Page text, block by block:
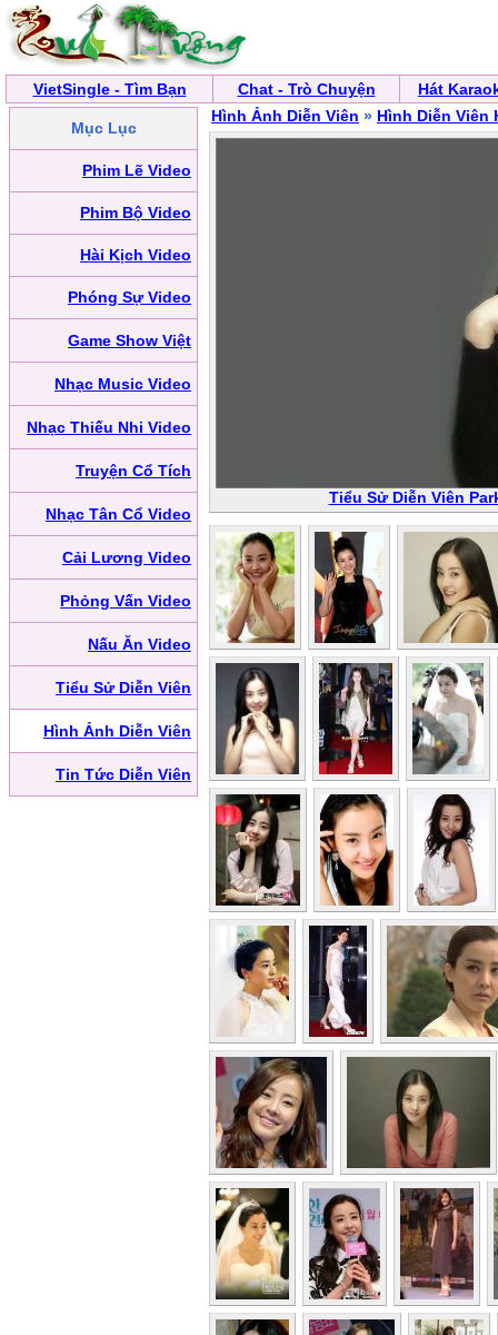
VietSingle - Tìm Bạn Chat - Trò Chuyện Hát
Mục Lục
Phim Lẽ Video
Phim Bộ Video
Hài Kịch Video
Phóng Sự Video
Game Show Việt
Nhạc Music Video
Nhạc Thiếu Nhi Video
Truyện Cổ Tích
Nhạc Tân Cổ Video
Cải Lương Video
Phỏng Vấn Video
Nấu Ăn Video
Tiểu Sử Diễn Viên
Hình Ảnh Diễn Viên
Tin Tức Diễn Viên
Hình Ảnh Diễn Viên » Hình Diễn Viên
Tiểu Sử Diễn Viên